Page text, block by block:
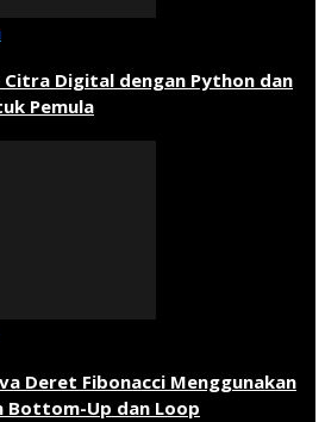
Citra Digital dengan Python dan
Pemula
Deret Fibonacci Menggunakan
Bottom-Up dan Loop